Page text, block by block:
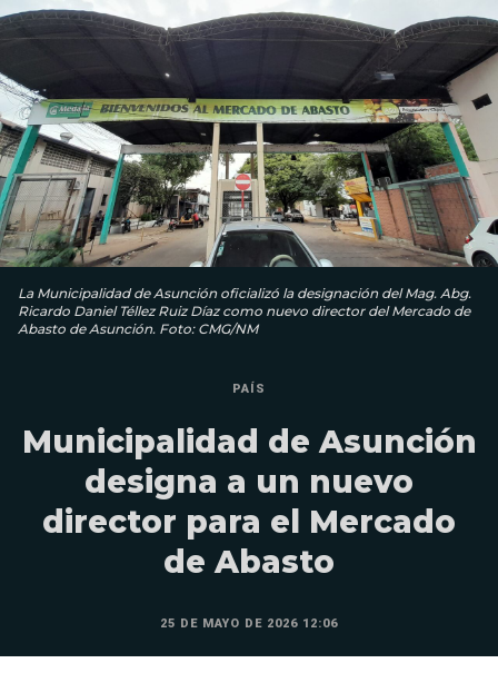
La Municipalidad de Asunción oficializó la designación del Mag. Abg.
Ricardo Daniel Téllez Ruiz Díaz como nuevo director del Mercado de
Abasto de Asunción. Foto: CMG/NM
PAÍS
Municipalidad de Asunción
designa a un nuevo
director para el Mercado
de Abasto
25 DE MAYO DE 2026 12:06